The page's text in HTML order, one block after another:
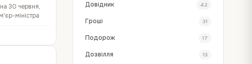
30 червня,
міністра
Довідник 42
Гроші 31
Подорож 17
Дозвілля 13